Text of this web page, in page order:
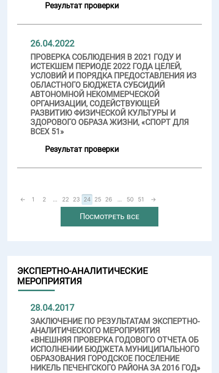
Результат проверки
26.04.2022
ПРОВЕРКА СОБЛЮДЕНИЯ В 2021 ГОДУ И
ИСТЕКШЕМ ПЕРИОДЕ 2022 ГОДА ЦЕЛЕЙ,
УСЛОВИЙ И ПОРЯДКА ПРЕДОСТАВЛЕНИЯ ИЗ
ОБЛАСТНОГО БЮДЖЕТА СУБСИДИЙ
АВТОНОМНОЙ НЕКОММЕРЧЕСКОЙ
ОРГАНИЗАЦИИ, СОДЕЙСТВУЮЩЕЙ
РАЗВИТИЮ ФИЗИЧЕСКОЙ КУЛЬТУРЫ И
ЗДОРОВОГО ОБРАЗА ЖИЗНИ, «СПОРТ ДЛЯ
ВСЕХ 51»
Результат проверки
← 1 2 ... 22 23 24 25 26 ... 50 51 →
Посмотреть все
ЭКСПЕРТНО-АНАЛИТИЧЕСКИЕ
МЕРОПРИЯТИЯ
28.04.2017
ЗАКЛЮЧЕНИЕ ПО РЕЗУЛЬТАТАМ ЭКСПЕРТНО-
АНАЛИТИЧЕСКОГО МЕРОПРИЯТИЯ
«ВНЕШНЯЯ ПРОВЕРКА ГОДОВОГО ОТЧЕТА ОБ
ИСПОЛНЕНИИ БЮДЖЕТА МУНИЦИПАЛЬНОГО
ОБРАЗОВАНИЯ ГОРОДСКОЕ ПОСЕЛЕНИЕ
НИКЕЛЬ ПЕЧЕНГСКОГО РАЙОНА ЗА 2016 ГОД»